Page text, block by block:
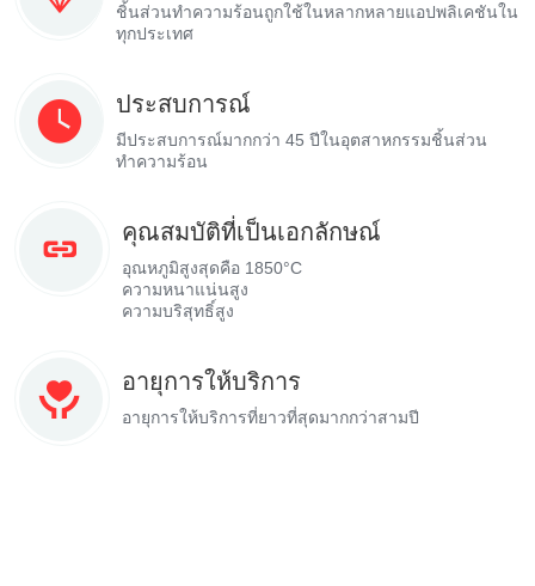
ชิ้นส่วนทำความร้อนถูกใช้ในหลากหลายแอปพลิเคชันใน
ทุกประเทศ
ประสบการณ์
มีประสบการณ์มากกว่า 45 ปีในอุตสาหกรรมชิ้นส่วน
ทำความร้อน
คุณสมบัติที่เป็นเอกลักษณ์
อุณหภูมิสูงสุดคือ 1850°C
ความหนาแน่นสูง
ความบริสุทธิ์สูง
อายุการให้บริการ
อายุการให้บริการที่ยาวที่สุดมากกว่าสามปี